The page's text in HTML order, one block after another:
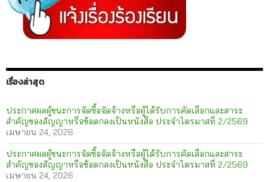
เรื่องล่าสุด
ประกาศผลผู้ชนะการจัดซื้อจัดจ้างหรือผู้ได้รับการคัดเลือกและสาระ
สำคัญของสัญญาหรือข้อตกลงเป็นหนังสือ ประจำไตรมาสที่ 2/2569
เมษายน 24, 2026
ประกาศผลผู้ชนะการจัดซื้อจัดจ้างหรือผู้ได้รับการคัดเลือกและสาระ
สำคัญของสัญญาหรือข้อตกลงเป็นหนังสือ ประจำไตรมาสที่ 2/2569
เมษายน 24, 2026